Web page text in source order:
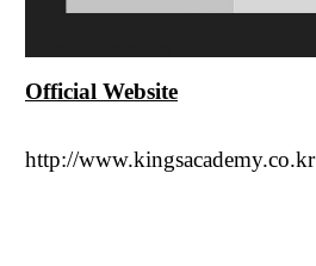
Official Website
http://www.kingsacademy.co.kr